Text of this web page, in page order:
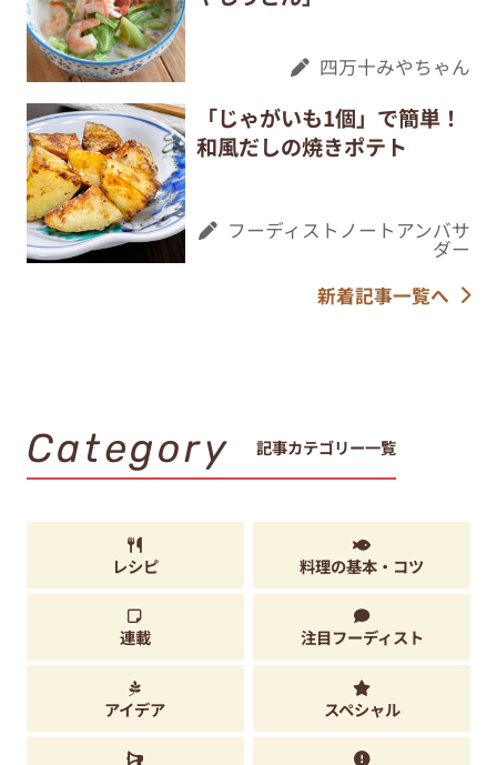
和風だしの焼きポテト
フーディストノートアンバサ
レシピ 料理の基本・コツ
連載 注目フーディスト
アイデア スペシャル
お知らせ 注目アイテム